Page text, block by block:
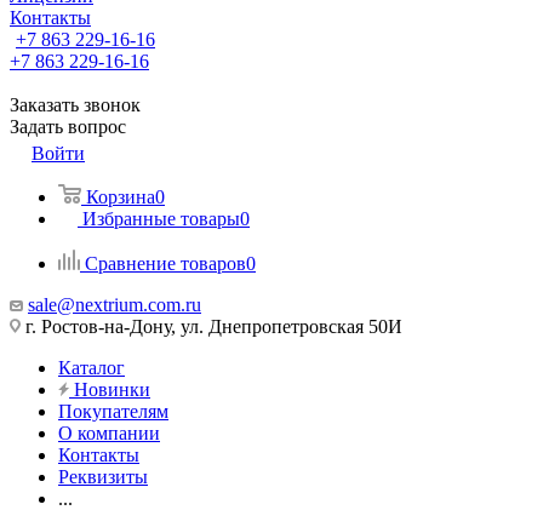
Контакты
+7 863 229-16-16
+7 863 229-16-16
Заказать звонок
Задать вопрос
Войти
Корзина0
Избранные товары0
Сравнение товаров0
sale@nextrium.com.ru
г. Ростов-на-Дону, ул. Днепропетровская 50И
Каталог
Новинки
Покупателям
О компании
Контакты
Реквизиты
...